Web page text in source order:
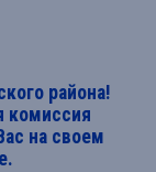
района!
комиссия
на своем